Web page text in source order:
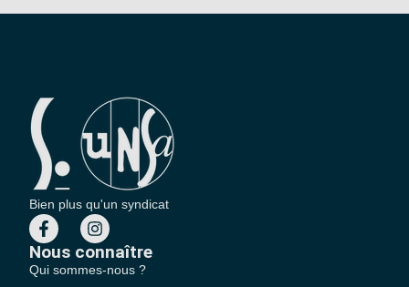
Bien plus qu'un syndicat
Nous connaître
Qui sommes-nous ?